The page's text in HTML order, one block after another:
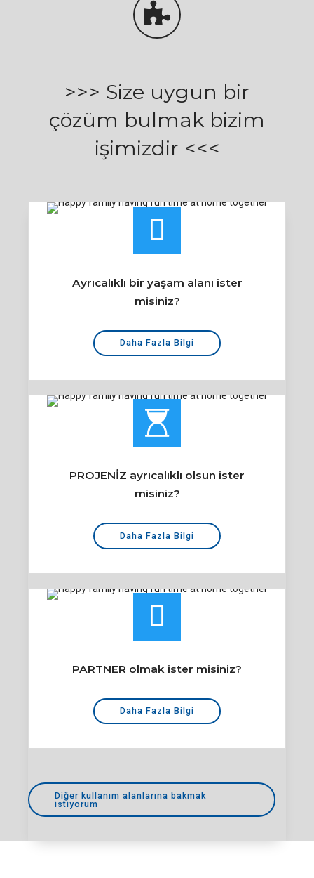
>>> Size uygun bir
çözüm bulmak bizim
işimizdir <<<
Ayrıcalıklı bir yaşam alanı ister
misiniz?
Daha Fazla Bilgi
PROJENİZ ayrıcalıklı olsun ister
misiniz?
Daha Fazla Bilgi
PARTNER olmak ister misiniz?
Daha Fazla Bilgi
Diğer kullanım alanlarına bakmak
istiyorum